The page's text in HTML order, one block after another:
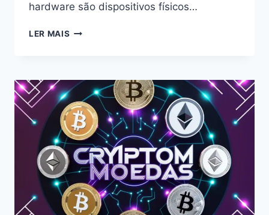
hardware são dispositivos físicos…
LER MAIS ARMAZENAR
SEGURA
É
CRUCIAL